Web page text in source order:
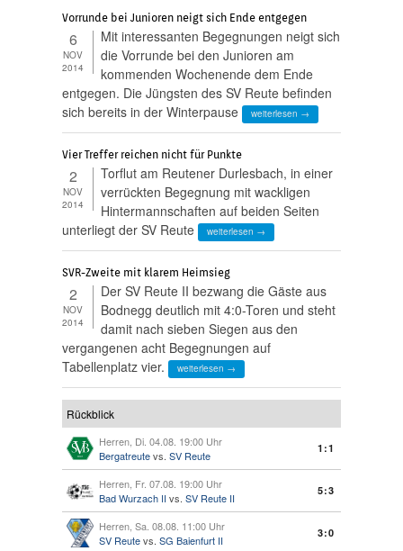
Vorrunde bei Junioren neigt sich Ende entgegen
6
NOV
2014
Mit interessanten Begegnungen neigt sich
die Vorrunde bei den Junioren am
kommenden Wochenende dem Ende
entgegen. Die Jüngsten des SV Reute befinden
sich bereits in der Winterpause
weiterlesen →
Vier Treffer reichen nicht für Punkte
2
NOV
2014
Torflut am Reutener Durlesbach, in einer
verrückten Begegnung mit wackligen
Hintermannschaften auf beiden Seiten
unterliegt der SV Reute
weiterlesen →
SVR-Zweite mit klarem Heimsieg
2
NOV
2014
Der SV Reute II bezwang die Gäste aus
Bodnegg deutlich mit 4:0-Toren und steht
damit nach sieben Siegen aus den
vergangenen acht Begegnungen auf
Tabellenplatz vier.
weiterlesen →
Rückblick
Herren, Di. 04.08. 19:00 Uhr
Bergatreutevs. SV Reute
1:1
Herren, Fr. 07.08. 19:00 Uhr
Bad Wurzach IIvs. SV Reute II
5:3
Herren, Sa. 08.08. 11:00 Uhr
SV Reutevs. SG Baienfurt II
3:0